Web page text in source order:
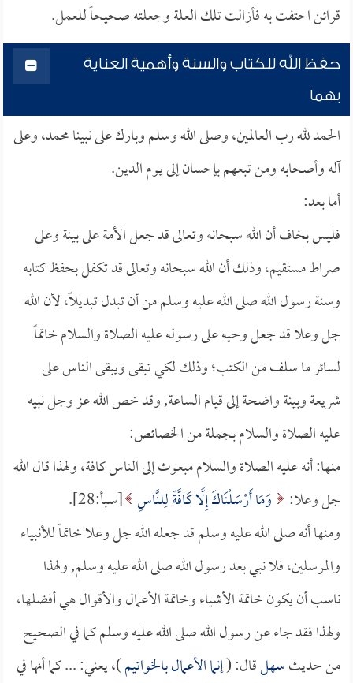
قرائن احتفت به فأزالت تلك العلة وجعلته صحيحاً للعمل.
حفظ الله للكتاب والسنة وأهمية العناية
بهما
الحمد لله رب العالمين، وصلى الله وسلم وبارك على نبينا محمد، وعلى
آله وأصحابه ومن تبعهم بإحسان إلى يوم الدين.
أما بعد:
فليس بخاف أن الله سبحانه وتعالى قد جعل الأمة على بينة وعلى
صراط مستقيم، وذلك أن الله سبحانه وتعالى قد تكفل بحفظ كتابه
وسنة رسول الله صلى الله عليه وسلم من أن تبدل تبديلاً، لأن الله
جل وعلا قد جعل وحيه على رسوله عليه الصلاة والسلام خاتماً
لسائر ما سلف من الكتب؛ وذلك لكي تبقى ويبقى الناس على
شريعة وبينة واضحة إلى قيام الساعة, وقد خص الله عز وجل نبيه
عليه الصلاة والسلام بجملة من الخصائص:
منها: أنه عليه الصلاة والسلام مبعوث إلى الناس كافة، ولهذا قال الله
جل وعلا:
وَمَا أَرْسَلْنَاكَ إِلَّا كَافَّةً لِلنَّاسِ [سبأ:28].
ومنها أنه صلى الله عليه وسلم قد جعله الله جل وعلا خاتماً للأنبياء
والمرسلين، فلا نبي بعد رسول الله صلى الله عليه وسلم, ولهذا
ناسب أن يكون خاتمة الأشياء وخاتمة الأعمال والأقوال هي أفضلها،
ولهذا فقد جاء عن رسول الله صلى الله عليه وسلم كما في الصحيح
من حديثسهلقال: (إنما الأعمال بالخواتيم)، يعني: ... كما أنها في